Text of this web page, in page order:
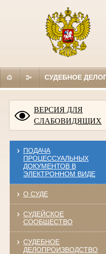
СУДЕБНОЕ
ВЕРСИЯ ДЛЯ
СЛАБОВИДЯЩИХ
ПОДАЧА
ПРОЦЕССУАЛЬНЫХ
ДОКУМЕНТОВ В
ЭЛЕКТРОННОМ ВИДЕ
О СУДЕ
СУДЕЙСКОЕ
СООБЩЕСТВО
СУДЕБНОЕ
ДЕЛОПРОИЗВОДСТВО